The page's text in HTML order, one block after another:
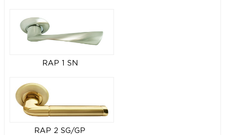
RAP 1 SN
RAP 2 SG/GP